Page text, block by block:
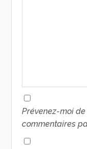
Prévenez-moi
commentaires